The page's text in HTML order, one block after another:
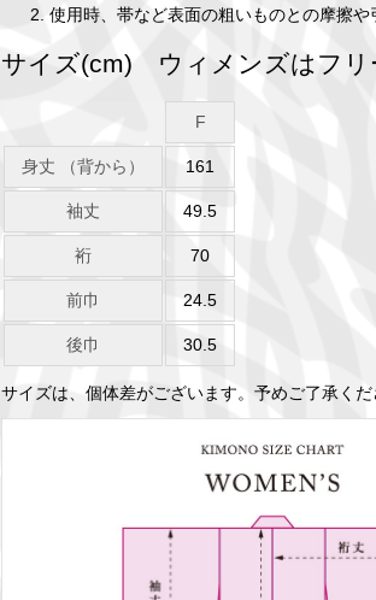
使用時、帯など表面の粗いものとの摩擦や
サイズ(cm) ウィメンズはフリ
F
身丈 （背から） 161
袖丈 49.5
裄 70
前巾 24.5
後巾 30.5
サイズは、個体差がございます。予めご了承くだ